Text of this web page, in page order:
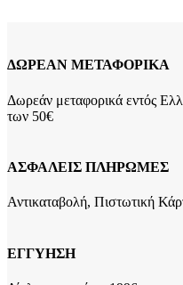
ΔΩΡΕΑΝ ΜΕΤΑΦΟΡΙΚΑ
Δωρεάν μεταφορικά εντός
των 50€
ΑΣΦΑΛΕΙΣ ΠΛΗΡΩΜΕΣ
Αντικαταβολή, Πιστωτική
ΕΓΓΥΗΣΗ